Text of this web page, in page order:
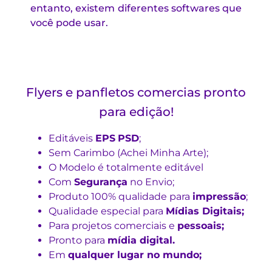
entanto, existem diferentes softwares que
você pode usar.
Flyers e panfletos comercias pronto
para edição!
Editáveis EPS PSD;
Sem Carimbo (Achei Minha Arte);
O Modelo é totalmente editável
Com Segurança no Envio;
Produto 100% qualidade para impressão;
Qualidade especial para Mídias Digitais;
Para projetos comerciais e pessoais;
Pronto para mídia digital.
Em qualquer lugar no mundo;